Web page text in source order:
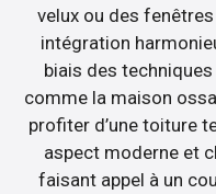
velux ou des
intégration
biais des
comme la maison
profiter d’une toiture
aspect moderne et
faisant appel à un